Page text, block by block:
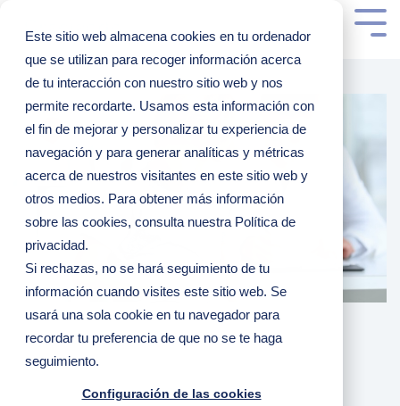
Este sitio web almacena cookies en tu ordenador
que se utilizan para recoger información acerca
de tu interacción con nuestro sitio web y nos
permite recordarte. Usamos esta información con
el fin de mejorar y personalizar tu experiencia de
navegación y para generar analíticas y métricas
acerca de nuestros visitantes en este sitio web y
otros medios. Para obtener más información
sobre las cookies, consulta nuestra Política de
privacidad.
Si rechazas, no se hará seguimiento de tu
información cuando visites este sitio web. Se
usará una sola cookie en tu navegador para
recordar tu preferencia de que no se te haga
seguimiento.
Configuración de las cookies
3 MINUTOS DE LECTURA